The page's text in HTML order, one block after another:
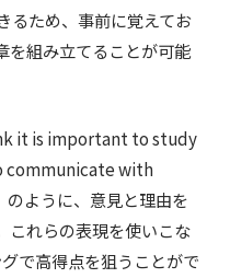
るため、事前に覚えてお
を組み立てることが可能
it is important to study
communicate with
ように、意見と理由を
これらの表現を使いこな
で高得点を狙うことがで